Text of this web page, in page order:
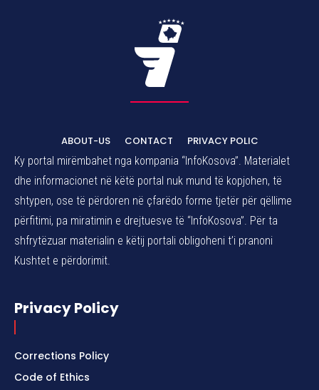
ABOUT-US CONTACT
PRIVACY POLIC
Ky portal mirëmbahet nga kompania “InfoKosova”. Materialet
dhe informacionet në këtë portal nuk mund të kopjohen, të
shtypen, ose të përdoren në çfarëdo forme tjetër për qëllime
përfitimi, pa miratimin e drejtuesve të “InfoKosova”. Për ta
shfrytëzuar materialin e këtij portali obligoheni t’i pranoni
Kushtet e përdorimit.
Privacy Policy
Corrections Policy
Code of Ethics